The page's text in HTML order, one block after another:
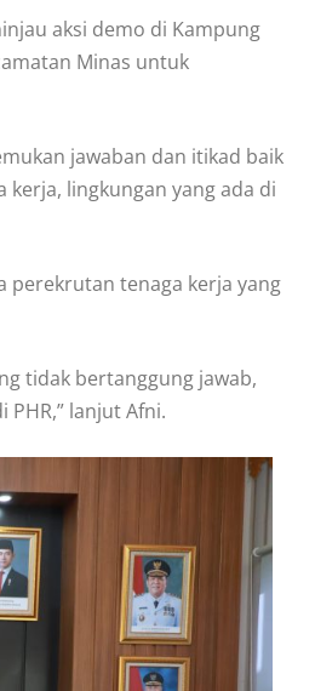
aksi demo di Kampung
Minas untuk
jawaban dan itikad baik
lingkungan yang ada di
perekrutan tenaga kerja yang
tidak bertanggung jawab,
lanjut Afni.